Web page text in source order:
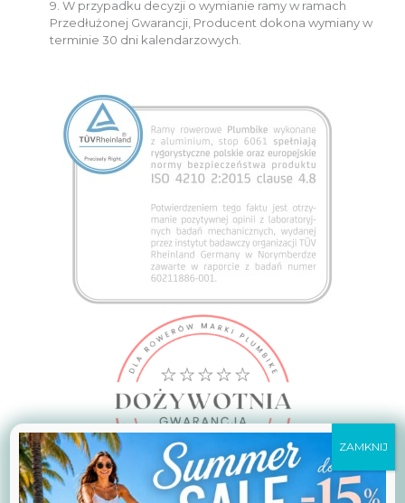
9. W przypadku decyzji o wymianie ramy w ramach
Przedłużonej Gwarancji, Producent dokona wymiany w
terminie 30 dni kalendarzowych.
ZAMKNIJ